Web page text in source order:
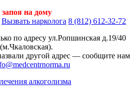
на дому
Вызвать нарколога 8 (812) 612-32-72
по адресу ул.Ропшинская д.19/40
(м.Чкаловская).
другой адрес — сообщите нам